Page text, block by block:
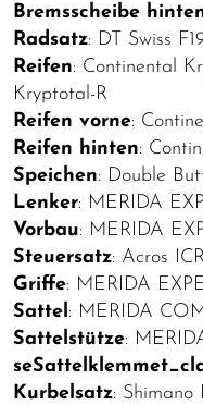
Bremsscheibe
Radsatz: DT Swiss
Reifen: Continental
Kryptotal-R
Reifen vorne:
Reifen hinten:
Speichen: Double
Lenker: MERIDA
Vorbau: MERIDA
Steuersatz: Acros
Griffe: MERIDA
Sattel: MERIDA
Sattelstütze:
Kurbelsatz: Shimano